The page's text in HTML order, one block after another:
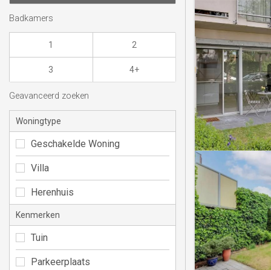
Badkamers
1 2
3 4+
Geavanceerd zoeken
Woningtype
Geschakelde Woning
Villa
Herenhuis
Kenmerken
Tuin
Parkeerplaats